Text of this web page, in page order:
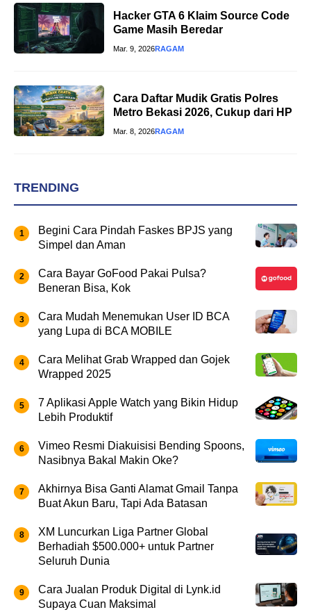
Hacker GTA 6 Klaim Source Code
Game Masih Beredar
Mar. 9, 2026RAGAM
Cara Daftar Mudik Gratis Polres
Metro Bekasi 2026, Cukup dari HP
Mar. 8, 2026RAGAM
TRENDING
Begini Cara Pindah Faskes BPJS yang
Simpel dan Aman
Cara Bayar GoFood Pakai Pulsa?
Beneran Bisa, Kok
Cara Mudah Menemukan User ID BCA
yang Lupa di BCA MOBILE
Cara Melihat Grab Wrapped dan Gojek
Wrapped 2025
7 Aplikasi Apple Watch yang Bikin Hidup
Lebih Produktif
Vimeo Resmi Diakuisisi Bending Spoons,
Nasibnya Bakal Makin Oke?
Akhirnya Bisa Ganti Alamat Gmail Tanpa
Buat Akun Baru, Tapi Ada Batasan
XM Luncurkan Liga Partner Global
Berhadiah $500.000+ untuk Partner
Seluruh Dunia
Cara Jualan Produk Digital di Lynk.id
Supaya Cuan Maksimal